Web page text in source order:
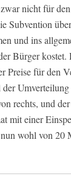
nicht für
Subvention
und ins
Bürger
Preise für den
rechts, und
mit einer
wohl von 20